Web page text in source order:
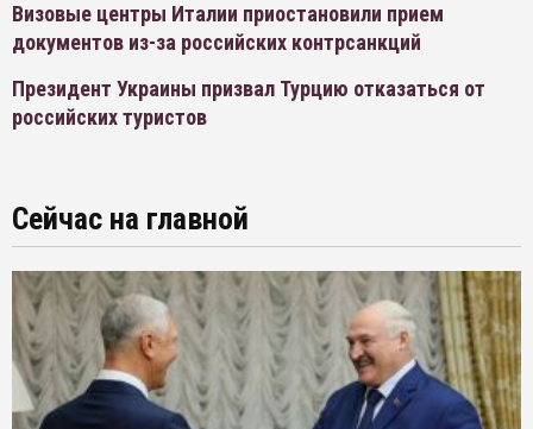
Визовые центры Италии приостановили прием
документов из-за российских контрсанкций
Президент Украины призвал Турцию отказаться от
российских туристов
Сейчас на главной